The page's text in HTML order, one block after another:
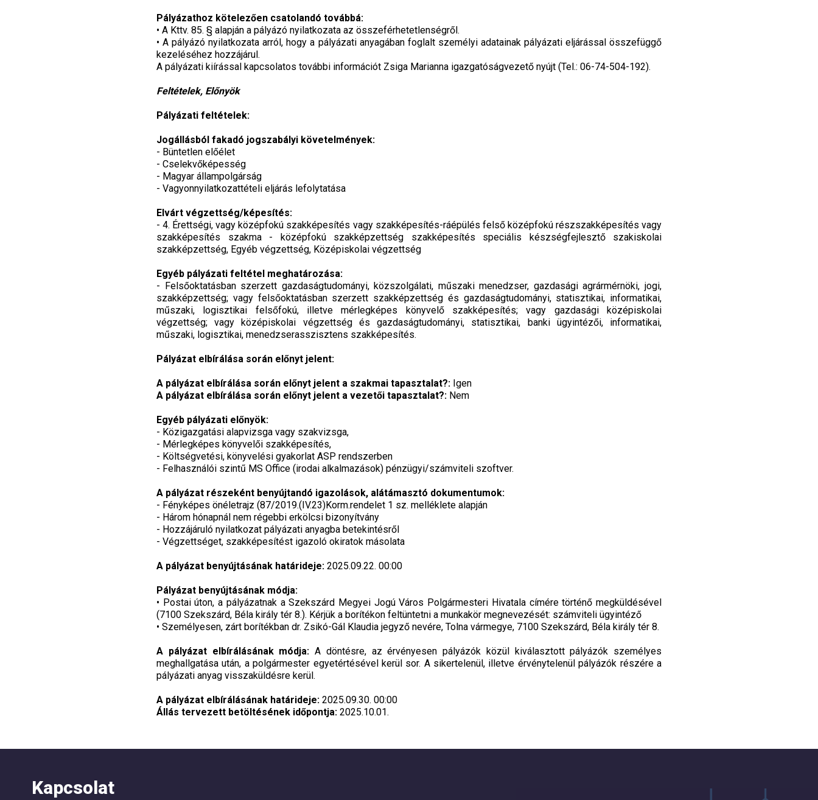
Pályázathoz kötelezően csatolandó továbbá:
• A Kttv. 85. § alapján a pályázó nyilatkozata az összeférhetetlenségről.
• A pályázó nyilatkozata arról, hogy a pályázati anyagában foglalt személyi adatainak pályázati eljárással összefüggő
kezeléséhez hozzájárul.
A pályázati kiírással kapcsolatos további információt Zsiga Marianna igazgatóságvezető nyújt (Tel.: 06-74-504-192).
Feltételek, Előnyök
Pályázati feltételek:
Jogállásból fakadó jogszabályi követelmények:
- Büntetlen előélet
- Cselekvőképesség
- Magyar állampolgárság
- Vagyonnyilatkozattételi eljárás lefolytatása
Elvárt végzettség/képesítés:
- 4. Érettségi, vagy középfokú szakképesítés vagy szakképesítés-ráépülés felső középfokú részszakképesítés vagy
szakképesítés szakma - középfokú szakképzettség szakképesítés speciális készségfejlesztő szakiskolai
szakképzettség, Egyéb végzettség, Középiskolai végzettség
Egyéb pályázati feltétel meghatározása:
- Felsőoktatásban szerzett gazdaságtudományi, közszolgálati, műszaki menedzser, gazdasági agrármérnöki, jogi,
szakképzettség; vagy felsőoktatásban szerzett szakképzettség és gazdaságtudományi, statisztikai, informatikai,
műszaki, logisztikai felsőfokú, illetve mérlegképes könyvelő szakképesítés; vagy gazdasági középiskolai
végzettség; vagy középiskolai végzettség és gazdaságtudományi, statisztikai, banki ügyintézői, informatikai,
műszaki, logisztikai, menedzserasszisztens szakképesítés.
Pályázat elbírálása során előnyt jelent:
A pályázat elbírálása során előnyt jelent a szakmai tapasztalat?: Igen
A pályázat elbírálása során előnyt jelent a vezetői tapasztalat?: Nem
Egyéb pályázati előnyök:
- Közigazgatási alapvizsga vagy szakvizsga,
- Mérlegképes könyvelői szakképesítés,
- Költségvetési, könyvelési gyakorlat ASP rendszerben
- Felhasználói szintű MS Office (irodai alkalmazások) pénzügyi/számviteli szoftver.
A pályázat részeként benyújtandó igazolások, alátámasztó dokumentumok:
- Fényképes önéletrajz (87/2019.(IV.23)Korm.rendelet 1 sz. melléklete alapján
- Három hónapnál nem régebbi erkölcsi bizonyítvány
- Hozzájáruló nyilatkozat pályázati anyagba betekintésről
- Végzettséget, szakképesítést igazoló okiratok másolata
A pályázat benyújtásának határideje: 2025.09.22. 00:00
Pályázat benyújtásának módja:
• Postai úton, a pályázatnak a Szekszárd Megyei Jogú Város Polgármesteri Hivatala címére történő megküldésével
(7100 Szekszárd, Béla király tér 8.). Kérjük a borítékon feltüntetni a munkakör megnevezését: számviteli ügyintéző
• Személyesen, zárt borítékban dr. Zsikó-Gál Klaudia jegyző nevére, Tolna vármegye, 7100 Szekszárd, Béla király tér 8.
A pályázat elbírálásának módja: A döntésre, az érvényesen pályázók közül kiválasztott pályázók személyes
meghallgatása után, a polgármester egyetértésével kerül sor. A sikertelenül, illetve érvénytelenül pályázók részére a
pályázati anyag visszaküldésre kerül.
A pályázat elbírálásának határideje: 2025.09.30. 00:00
Állás tervezett betöltésének időpontja: 2025.10.01.
Kapcsolat